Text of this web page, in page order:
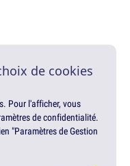
de cookies
Pour l'afficher, vous
de confidentialité.
"Paramètres de Gestion